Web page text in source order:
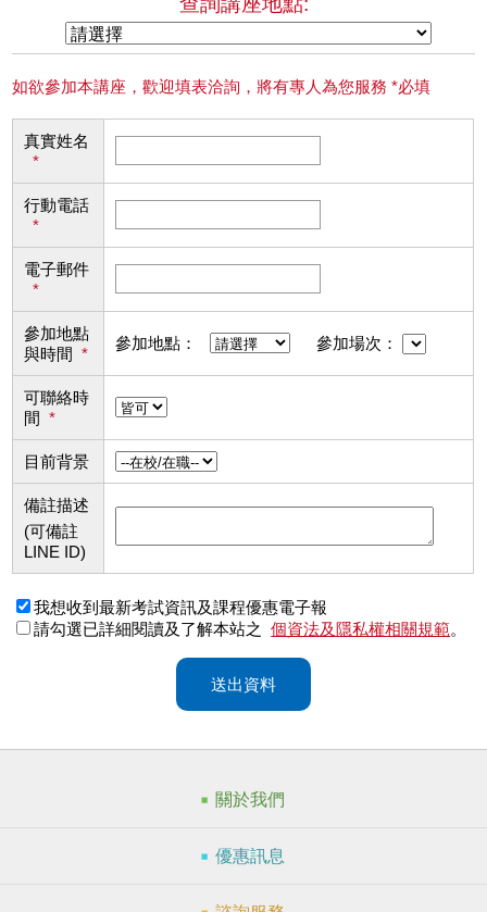
如欲參加本講座，歡迎填表洽詢，將有專人為您服務 *必填
真實姓名
*
行動電話
*
電子郵件
*
參加地點
與時間 *
參加地點： 參加場次：
可聯絡時
間 *
目前背景
備註描述
(可備註
LINE ID)
我想收到最新考試資訊及課程優惠電子報
請勾選已詳細閱讀及了解本站之
個資法及隱私權相關規範。
送出資料
關於我們
優惠訊息